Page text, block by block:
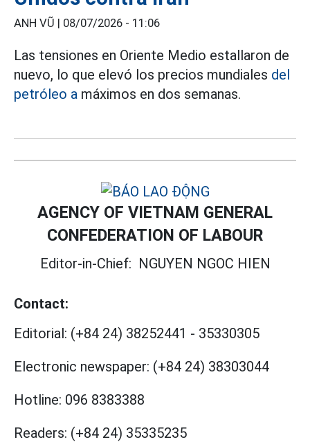
ANH VŨ | 08/07/2026 - 11:06
Las tensiones en Oriente Medio estallaron de
nuevo, lo que elevó los precios mundiales del
petróleo a máximos en dos semanas.
AGENCY OF VIETNAM GENERAL
CONFEDERATION OF LABOUR
Editor-in-Chief: NGUYEN NGOC HIEN
Contact:
Editorial: (+84 24) 38252441 - 35330305
Electronic newspaper: (+84 24) 38303044
Hotline: 096 8383388
Readers: (+84 24) 35335235